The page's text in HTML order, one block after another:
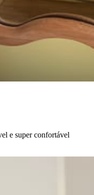
e super confortável